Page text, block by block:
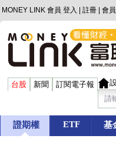
MONEY LINK 會員 登入 註冊 會
台股 新聞 訂閱電子報
證期權 ETF 基